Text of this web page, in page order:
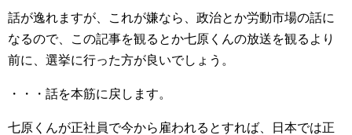
話が逸れますが、これが嫌なら、政治とか労動市場の話に
なるので、この記事を観るとか七原くんの放送を観るより
前に、選挙に行った方が良いでしょう。
・・・話を本筋に戻します。
七原くんが正社員で今から雇われるとすれば、日本では正